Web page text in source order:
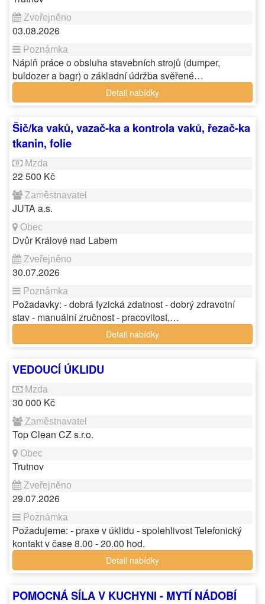
03.08.2026
Náplň práce o obsluha stavebních strojů (dumper,
buldozer a bagr) o základní údržba svěřené…
Detail nabídky
Šič/ka vaků, vazač-ka a kontrola vaků, řezač-ka
tkanin, folie
22 500 Kč
JUTA a.s.
Dvůr Králové nad Labem
30.07.2026
Požadavky: - dobrá fyzická zdatnost - dobrý zdravotní
stav - manuální zručnost - pracovitost,…
Detail nabídky
VEDOUCÍ ÚKLIDU
30 000 Kč
Top Clean CZ s.r.o.
Trutnov
29.07.2026
Požadujeme: - praxe v úklidu - spolehlivost Telefonický
kontakt v čase 8.00 - 20.00 hod.
Detail nabídky
POMOCNÁ SÍLA V KUCHYNI - MYTÍ NÁDOBÍ